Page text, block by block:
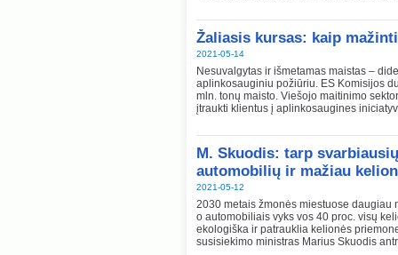
Žaliasis kursas: kaip
2021-05-14
Nesuvalgytas ir išmetamas maistas –
aplinkosauginiu požiūriu. ES Komisijos
mln. tonų maisto. Viešojo maitinimo
įtraukti klientus į aplinkosaugines
M. Skuodis: tarp
automobilių ir mažiau
2021-05-12
2030 metais žmonės miestuose daugiau
o automobiliais vyks vos 40 proc. visų
ekologiška ir patrauklia kelionės
susisiekimo ministras Marius Skuodis